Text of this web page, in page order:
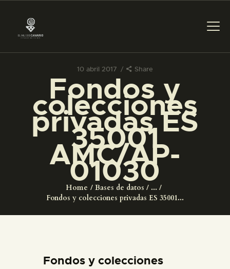
10 abril 2017 Share
Fondos y
colecciones
privadas ES
35001
AMC/AP-
01030
Home Bases de datos
...
Fondos y colecciones privadas ES 35001...
PREPARAR LA VISITA
ACTIVIDADES
█
EL MUSEO
Fondos y colecciones